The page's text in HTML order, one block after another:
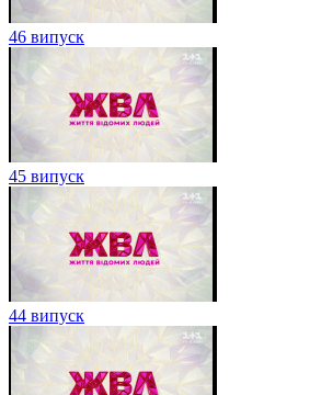
46 випуск
45 випуск
44 випуск